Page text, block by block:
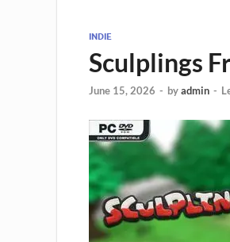
INDIE
Sculplings
June 15, 2026 - byadmin -